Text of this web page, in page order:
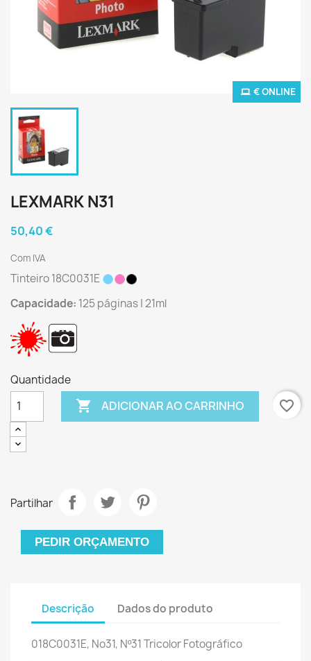
€ ONLINE
LEXMARK N31
50,40 €
Com IVA
Tinteiro 18C0031E
Capacidade: 125 páginas | 21ml
Quantidade
 ADICIONAR AO CARRINHO favorite_border
Partilhar
PEDIR ORÇAMENTO
Descrição Dados do produto
018C0031E, No31, Nº31 Tricolor Fotográfico